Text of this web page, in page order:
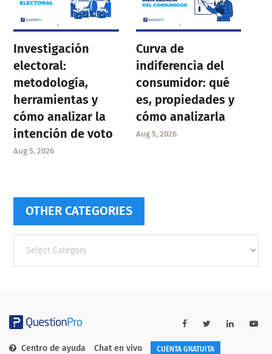
Investigación
electoral:
metodología,
herramientas y
cómo analizar la
intención de voto
Aug 5, 2026
Curva de
indiferencia del
consumidor: qué
es, propiedades y
cómo analizarla
Aug 5, 2026
OTHER CATEGORIES
categories
Centro de ayuda Chat en vivo CUENTA GRATUITA